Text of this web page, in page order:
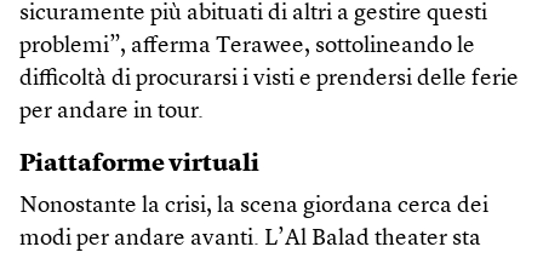
sicuramente più abituati di altri a gestire questi
problemi”, afferma Terawee, sottolineando le
difficoltà di procurarsi i visti e prendersi delle ferie
per andare in tour.
Piattaforme virtuali
Nonostante la crisi, la scena giordana cerca dei
modi per andare avanti. L’Al Balad theater sta